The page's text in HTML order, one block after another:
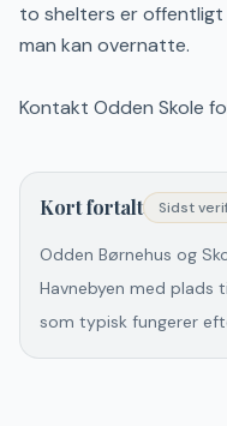
to shelters er
man kan overnatte.
Kontakt Odden Skole
Kort fortalt Sidst
Odden Børnehus og
Havnebyen med plads
som typisk fungerer